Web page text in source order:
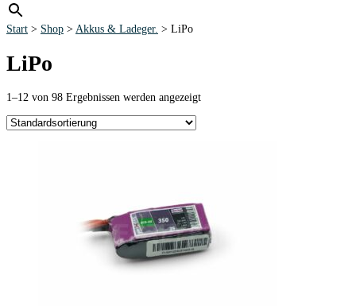
Start > Shop > Akkus & Ladeger. > LiPo
LiPo
1–12 von 98 Ergebnissen werden angezeigt